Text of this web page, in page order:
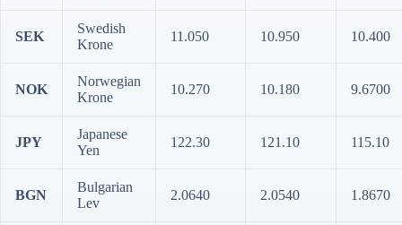
SEK
Swedish
Krone
11.050 10.950 10.400
NOK
Norwegian
Krone
10.270 10.180 9.6700
JPY
Japanese
Yen
122.30 121.10 115.10
BGN
Bulgarian
Lev
2.0640 2.0540 1.8670